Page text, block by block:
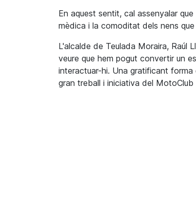
En aquest sentit, cal assenyalar
mèdica i la comoditat dels nens
L'alcalde de Teulada Moraira, Raúl
veure que hem pogut convertir un
interactuar-hi. Una gratificant forma
gran treball i iniciativa del MotoClub